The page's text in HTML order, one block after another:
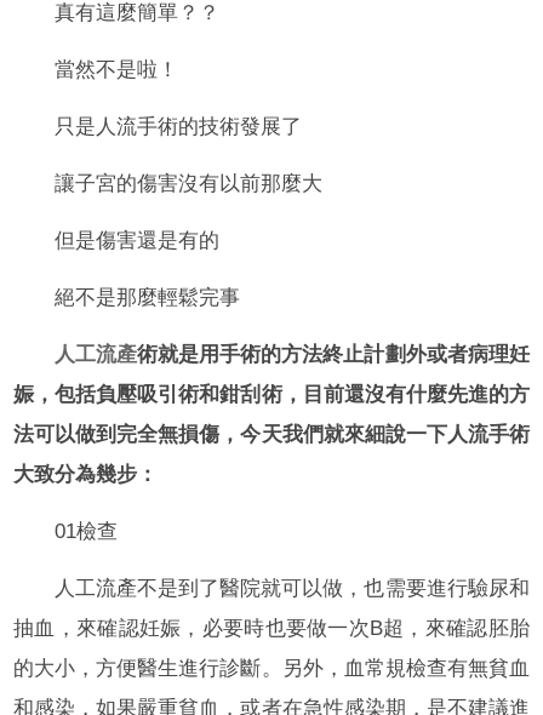
真有這麼簡單？？
當然不是啦！
只是人流手術的技術發展了
讓子宮的傷害沒有以前那麼大
但是傷害還是有的
絕不是那麼輕鬆完事
人工流產術就是用手術的方法終止計劃外或者病理妊
娠，包括負壓吸引術和鉗刮術，目前還沒有什麼先進的方
法可以做到完全無損傷，今天我們就來細說一下人流手術
大致分為幾步：
01檢查
人工流產不是到了醫院就可以做，也需要進行驗尿和
抽血，來確認妊娠，必要時也要做一次B超，來確認胚胎
的大小，方便醫生進行診斷。另外，血常規檢查有無貧血
和感染，如果嚴重貧血，或者在急性感染期，是不建議進